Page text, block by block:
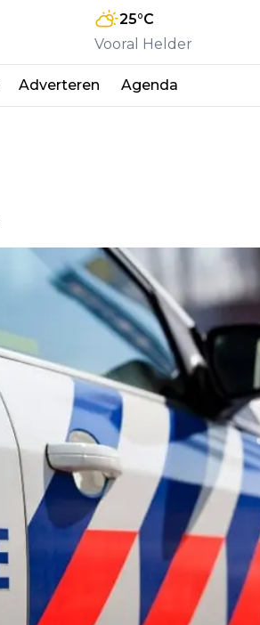
25°C
Vooral Helder
Adverteren Agenda